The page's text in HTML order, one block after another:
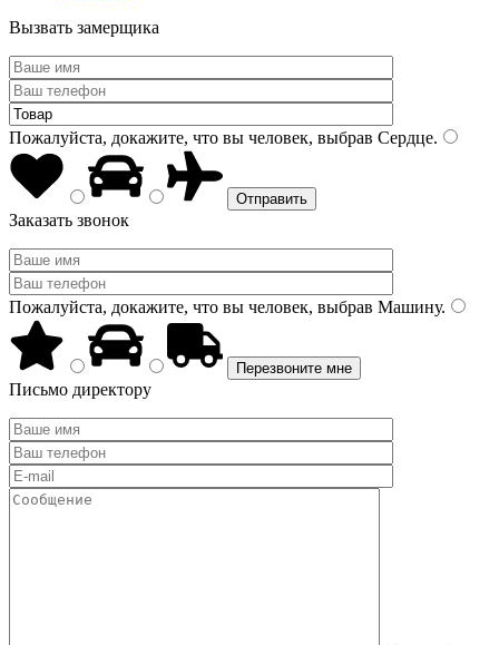
Вызвать замерщика
Пожалуйста, докажите, что вы человек, выбрав Сердце.
Заказать звонок
Пожалуйста, докажите, что вы человек, выбрав Машину.
Письмо директору